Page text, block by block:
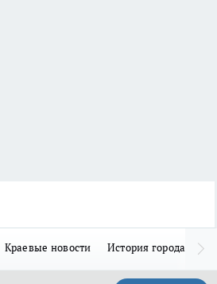
Краевые новости История города Н